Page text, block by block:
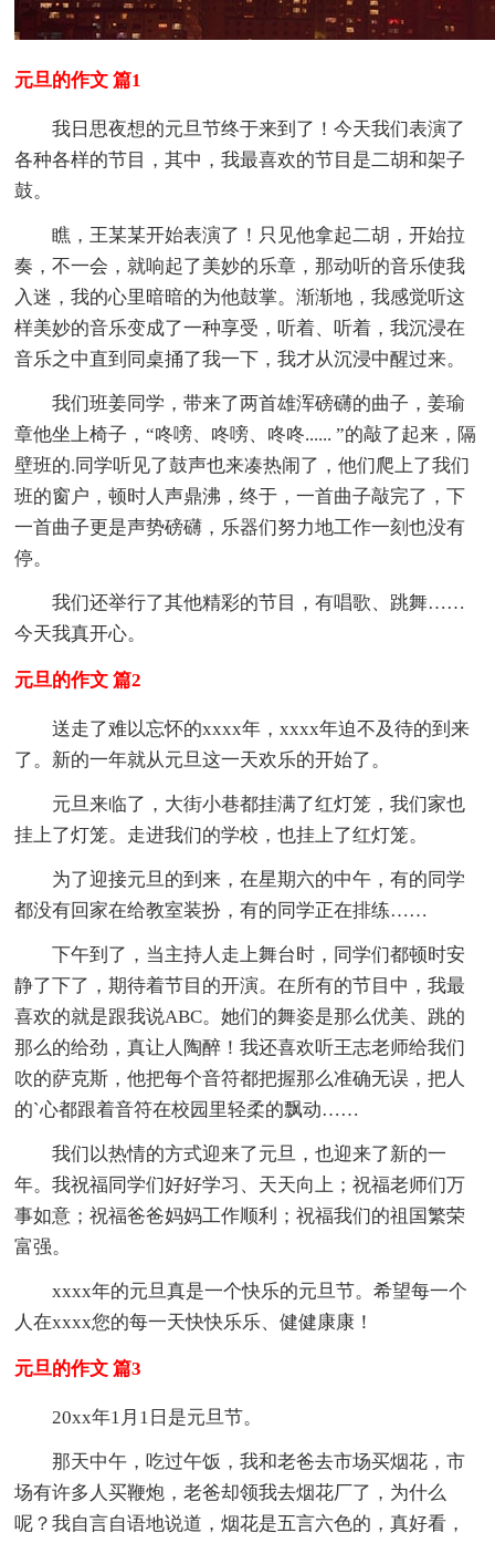
元旦的作文 篇1
我日思夜想的元旦节终于来到了！今天我们表演了
各种各样的节目，其中，我最喜欢的节目是二胡和架子
鼓。
瞧，王某某开始表演了！只见他拿起二胡，开始拉
奏，不一会，就响起了美妙的乐章，那动听的音乐使我
入迷，我的心里暗暗的为他鼓掌。渐渐地，我感觉听这
样美妙的音乐变成了一种享受，听着、听着，我沉浸在
音乐之中直到同桌捅了我一下，我才从沉浸中醒过来。
我们班姜同学，带来了两首雄浑磅礴的曲子，姜瑜
章他坐上椅子，“咚嗙、咚嗙、咚咚...... ”的敲了起来，隔
壁班的.同学听见了鼓声也来凑热闹了，他们爬上了我们
班的窗户，顿时人声鼎沸，终于，一首曲子敲完了，下
一首曲子更是声势磅礴，乐器们努力地工作一刻也没有
停。
我们还举行了其他精彩的节目，有唱歌、跳舞……
今天我真开心。
元旦的作文 篇2
送走了难以忘怀的xxxx年，xxxx年迫不及待的到来
了。新的一年就从元旦这一天欢乐的开始了。
元旦来临了，大街小巷都挂满了红灯笼，我们家也
挂上了灯笼。走进我们的学校，也挂上了红灯笼。
为了迎接元旦的到来，在星期六的中午，有的同学
都没有回家在给教室装扮，有的同学正在排练……
下午到了，当主持人走上舞台时，同学们都顿时安
静了下了，期待着节目的开演。在所有的节目中，我最
喜欢的就是跟我说ABC。她们的舞姿是那么优美、跳的
那么的给劲，真让人陶醉！我还喜欢听王志老师给我们
吹的萨克斯，他把每个音符都把握那么准确无误，把人
的`心都跟着音符在校园里轻柔的飘动……
我们以热情的方式迎来了元旦，也迎来了新的一
年。我祝福同学们好好学习、天天向上；祝福老师们万
事如意；祝福爸爸妈妈工作顺利；祝福我们的祖国繁荣
富强。
xxxx年的元旦真是一个快乐的元旦节。希望每一个
人在xxxx您的每一天快快乐乐、健健康康！
元旦的作文 篇3
20xx年1月1日是元旦节。
那天中午，吃过午饭，我和老爸去市场买烟花，市
场有许多人买鞭炮，老爸却领我去烟花厂了，为什么
呢？我自言自语地说道，烟花是五言六色的，真好看，